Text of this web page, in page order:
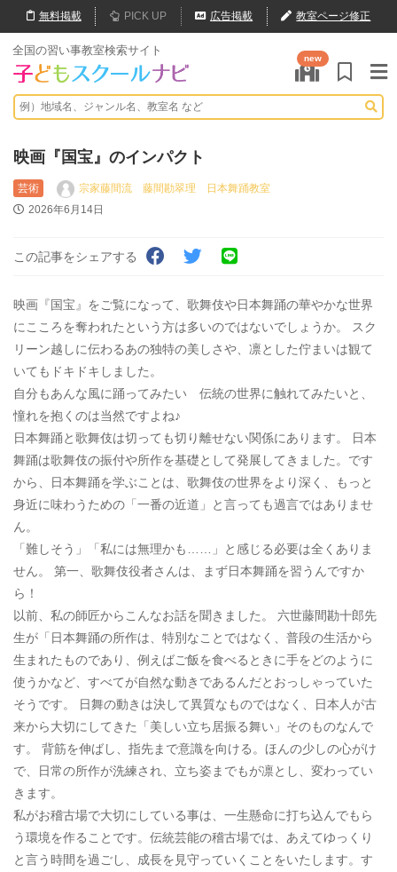
無料掲載 PICK UP 広告掲載 教室ページ修正
全国の習い事教室検索サイト
new
映画『国宝』のインパクト
芸術
宗家藤間流 藤間勘翠理 日本舞踊教室
2026年6月14日
この記事をシェアする
映画『国宝』をご覧になって、歌舞伎や日本舞踊の華やかな世界
にこころを奪われたという方は多いのではないでしょうか。 スク
リーン越しに伝わるあの独特の美しさや、凛とした佇まいは観て
いてもドキドキしました。
自分もあんな風に踊ってみたい 伝統の世界に触れてみたいと、
憧れを抱くのは当然ですよね♪
日本舞踊と歌舞伎は切っても切り離せない関係にあります。 日本
舞踊は歌舞伎の振付や所作を基礎として発展してきました。です
から、日本舞踊を学ぶことは、歌舞伎の世界をより深く、もっと
身近に味わうための「一番の近道」と言っても過言ではありませ
ん。
「難しそう」「私には無理かも……」と感じる必要は全くありま
せん。 第一、歌舞伎役者さんは、まず日本舞踊を習うんですか
ら！
以前、私の師匠からこんなお話を聞きました。 六世藤間勘十郎先
生が「日本舞踊の所作は、特別なことではなく、普段の生活から
生まれたものであり、例えばご飯を食べるときに手をどのように
使うかなど、すべてが自然な動きであるんだとおっしゃっていた
そうです。 日舞の動きは決して異質なものではなく、日本人が古
来から大切にしてきた「美しい立ち居振る舞い」そのものなんで
す。 背筋を伸ばし、指先まで意識を向ける。ほんの少しの心がけ
で、日常の所作が洗練され、立ち姿までもが凛とし、変わってい
きます。
私がお稽古場で大切にしている事は、一生懸命に打ち込んでもら
う環境を作ることです。伝統芸能の稽古場では、あえてゆっくり
と言う時間を過ごし、成長を見守っていくことをいたします。す